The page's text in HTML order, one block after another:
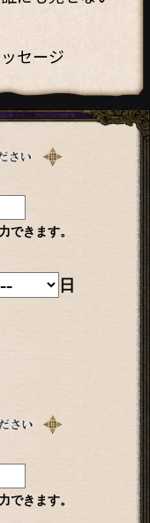
セージ
できます。
日
できます。